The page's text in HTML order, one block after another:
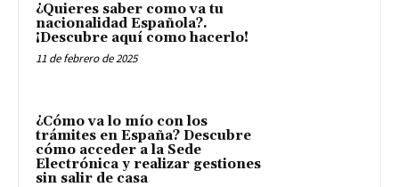
¿Quieres saber como va tu
nacionalidad Española?.
¡Descubre aquí como hacerlo!
11 de febrero de 2025
¿Cómo va lo mío con los
trámites en España? Descubre
cómo acceder a la Sede
Electrónica y realizar gestiones
sin salir de casa